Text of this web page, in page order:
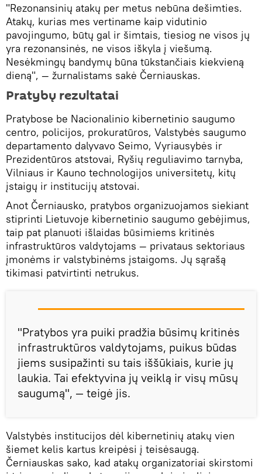
"Rezonansinių atakų per metus nebūna dešimties.
Atakų, kurias mes vertiname kaip vidutinio
pavojingumo, būtų gal ir šimtais, tiesiog ne visos jų
yra rezonansinės, ne visos iškyla į viešumą.
Nesėkmingų bandymų būna tūkstančiais kiekvieną
dieną", — žurnalistams sakė Černiauskas.
Pratybų rezultatai
Pratybose be Nacionalinio kibernetinio saugumo
centro, policijos, prokuratūros, Valstybės saugumo
departamento dalyvavo Seimo, Vyriausybės ir
Prezidentūros atstovai, Ryšių reguliavimo tarnyba,
Vilniaus ir Kauno technologijos universitetų, kitų
įstaigų ir institucijų atstovai.
Anot Černiausko, pratybos organizuojamos siekiant
stiprinti Lietuvoje kibernetinio saugumo gebėjimus,
taip pat planuoti išlaidas būsimiems kritinės
infrastruktūros valdytojams — privataus sektoriaus
įmonėms ir valstybinėms įstaigoms. Jų sąrašą
tikimasi patvirtinti netrukus.
"Pratybos yra puiki pradžia būsimų kritinės
infrastruktūros valdytojams, puikus būdas
jiems susipažinti su tais iššūkiais, kurie jų
laukia. Tai efektyvina jų veiklą ir visų mūsų
saugumą", — teigė jis.
Valstybės institucijos dėl kibernetinių atakų vien
šiemet kelis kartus kreipėsi į teisėsaugą.
Černiauskas sako, kad atakų organizatoriai skirstomi